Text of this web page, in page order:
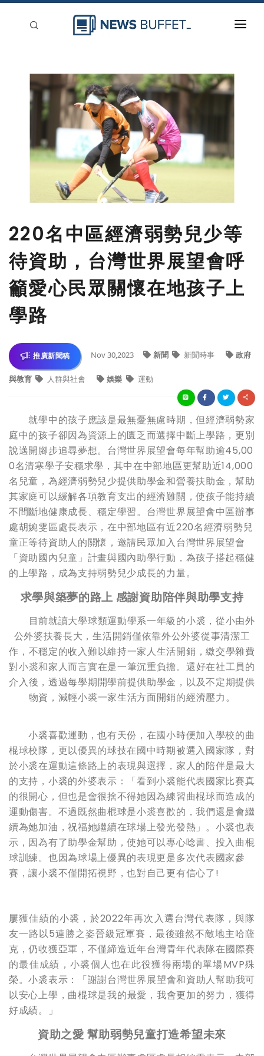
新聞稿分類
登入
220名中區經濟弱勢兒少等
待資助，台灣世界展望會呼
籲愛心民眾關懷在地孩子上
學路
推廣新聞稿 Nov 30,2023 新聞 新聞時事 政府
與教育 人群與社會 娛樂 運動
就學中的孩子應該是最無憂無慮時期，但經濟弱勢家
庭中的孩子卻因為資源上的匱乏而選擇中斷上學路，更別
說邁開腳步追尋夢想。台灣世界展望會每年幫助逾45,00
0名清寒學子安穩求學，其中在中部地區更幫助近14,000
名兒童，為經濟弱勢兒少提供助學金和營養扶助金，幫助
其家庭可以緩解各項教育支出的經濟難關，使孩子能持續
不間斷地健康成長、穩定學習。台灣世界展望會中區辦事
處胡婉雯區處長表示，在中部地區有近220名經濟弱勢兒
童正等待資助人的關懷，邀請民眾加入台灣世界展望會
「資助國內兒童」計畫與國內助學行動，為孩子搭起穩健
的上學路，成為支持弱勢兒少成長的力量。
求學與築夢的路上 感謝資助陪伴與助學支持
目前就讀大學球類運動學系一年級的小裘，從小由外
公外婆扶養長大，生活開銷僅依靠外公外婆從事清潔工
作，不穩定的收入難以維持一家人生活開銷，繳交學雜費
對小裘和家人而言實在是一筆沉重負擔。還好在社工員的
介入後，透過每學期開學前提供助學金，以及不定期提供
物資，減輕小裘一家生活方面開銷的經濟壓力。
小裘喜歡運動，也有天份，在國小時便加入學校的曲
棍球校隊，更以優異的球技在國中時期被選入國家隊，對
於小裘在運動這條路上的表現與選擇，家人的陪伴是最大
的支持，小裘的外婆表示：「看到小裘能代表國家比賽真
的很開心，但也是會很捨不得她因為練習曲棍球而造成的
運動傷害。不過既然曲棍球是小裘喜歡的，我們還是會繼
續為她加油，祝福她繼續在球場上發光發熱」。小裘也表
示，因為有了助學金幫助，使她可以專心唸書、投入曲棍
球訓練。也因為球場上優異的表現更是多次代表國家參
賽，讓小裘不僅開拓視野，也對自己更有信心了!
屢獲佳績的小裘，於2022年再次入選台灣代表隊，與隊
友一路以5連勝之姿晉級冠軍賽，最後雖然不敵地主哈薩
克，仍收獲亞軍，不僅締造近年台灣青年代表隊在國際賽
的最佳成績，小裘個人也在此役獲得兩場的單場MVP殊
榮。小裘表示：「謝謝台灣世界展望會和資助人幫助我可
以安心上學，曲棍球是我的最愛，我會更加的努力，獲得
好成績。」
資助之愛 幫助弱勢兒童打造希望未來